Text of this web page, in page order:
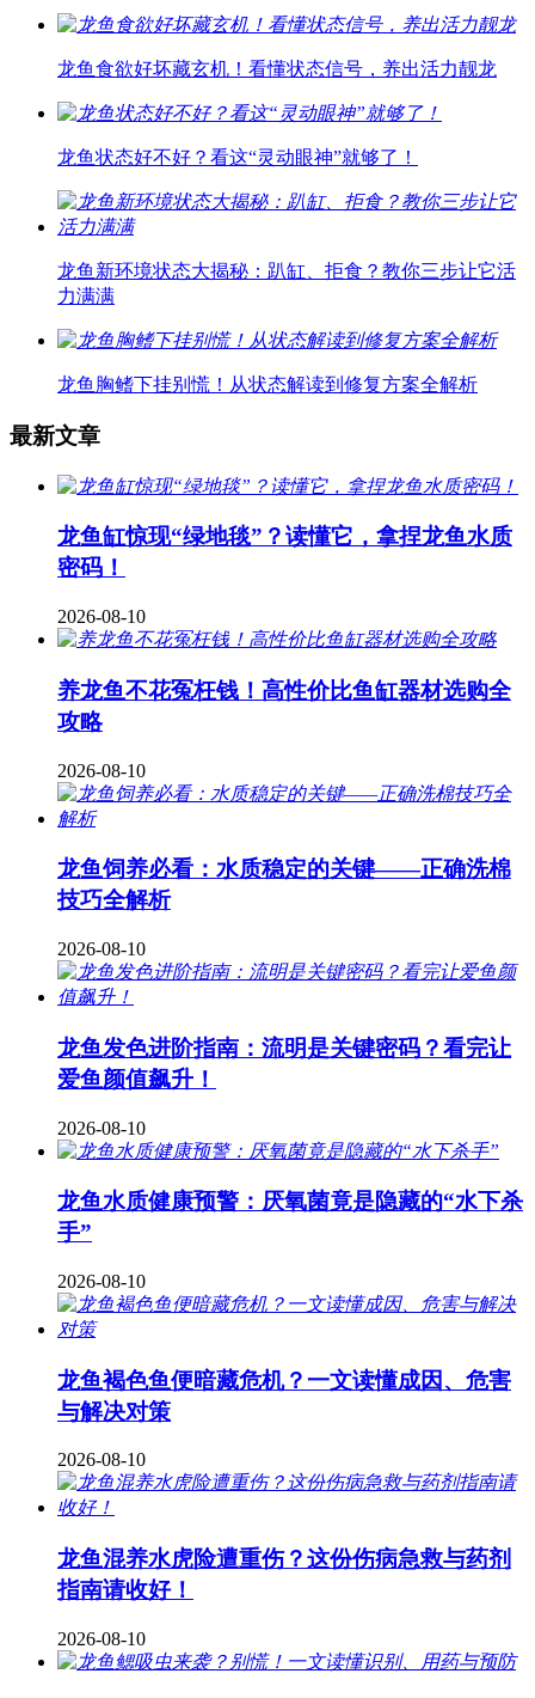
龙鱼食欲好坏藏玄机！看懂状态信号，养出活力靓龙
龙鱼状态好不好？看这“灵动眼神”就够了！
龙鱼新环境状态大揭秘：趴缸、拒食？教你三步让它活
力满满
龙鱼胸鳍下挂别慌！从状态解读到修复方案全解析
最新文章
龙鱼缸惊现“绿地毯”？读懂它，拿捏龙鱼水质
密码！
2026-08-10
养龙鱼不花冤枉钱！高性价比鱼缸器材选购全
攻略
2026-08-10
龙鱼饲养必看：水质稳定的关键——正确洗棉
技巧全解析
2026-08-10
龙鱼发色进阶指南：流明是关键密码？看完让
爱鱼颜值飙升！
2026-08-10
龙鱼水质健康预警：厌氧菌竟是隐藏的“水下杀
手”
2026-08-10
龙鱼褐色鱼便暗藏危机？一文读懂成因、危害
与解决对策
2026-08-10
龙鱼混养水虎险遭重伤？这份伤病急救与药剂
指南请收好！
2026-08-10